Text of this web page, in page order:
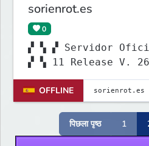
sorienrot.es
0
▞ ▚ ▞ Servidor
▞ ▚ 11 Release V.
OFFLINE
पिछला पृष्ठ 1